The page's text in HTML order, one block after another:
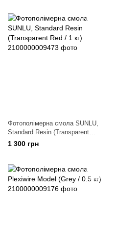
Фотополімерна смола SUNLU,
Standard Resin (Transparent
Red / 1 кг)
1 300 грн